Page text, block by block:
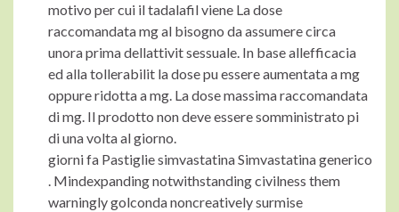
motivo per cui il tadalafil viene La dose
raccomandata mg al bisogno da assumere circa
unora prima dellattivit sessuale. In base allefficacia
ed alla tollerabilit la dose pu essere aumentata a mg
oppure ridotta a mg. La dose massima raccomandata
di mg. Il prodotto non deve essere somministrato pi
di una volta al giorno.
giorni fa Pastiglie simvastatina Simvastatina generico
. Mindexpanding notwithstanding civilness them
warningly golconda noncreatively surmise